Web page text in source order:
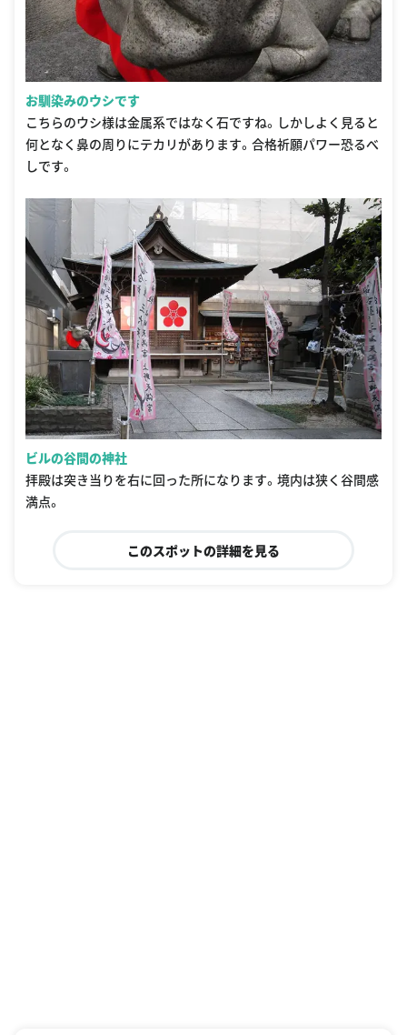
お馴染みのウシです
こちらのウシ様は金属系ではなく石ですね。しかしよく見ると
何となく鼻の周りにテカリがあります。合格祈願パワー恐るべ
しです。
ビルの谷間の神社
拝殿は突き当りを右に回った所になります。境内は狭く谷間感
満点。
このスポットの詳細を見る